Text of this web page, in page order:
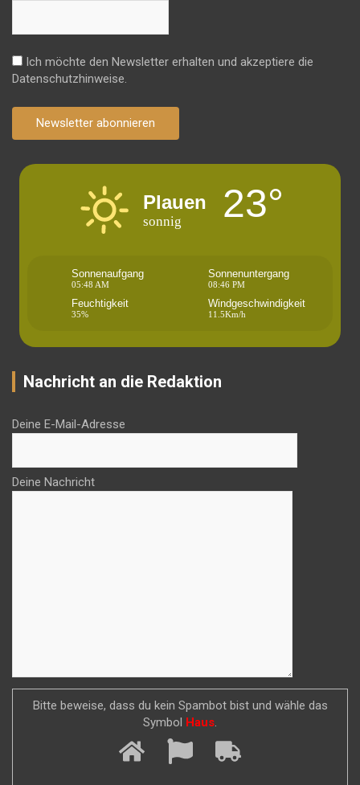
Ich möchte den Newsletter erhalten und akzeptiere die
Datenschutzhinweise.
Newsletter abonnieren
Plauen
sonnig 23°
Sonnenaufgang
05:48 AM
Sonnenuntergang
08:46 PM
Feuchtigkeit
35%
Windgeschwindigkeit
11.5Km/h
Nachricht an die Redaktion
Deine E-Mail-Adresse
Deine Nachricht
Bitte beweise, dass du kein Spambot bist und wähle das
Symbol
Haus.